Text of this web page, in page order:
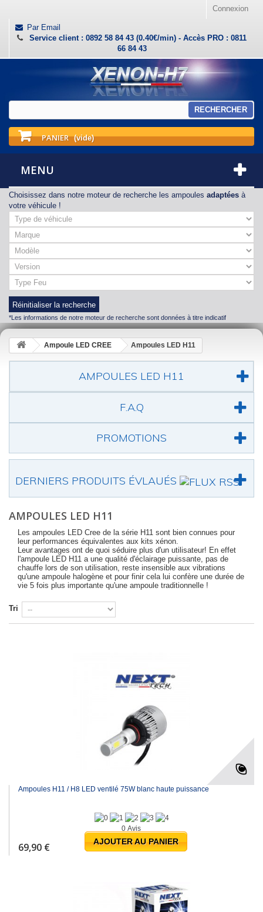
Connexion
Par Email
Service client : 0892 58 84 43 (0.40€/min) - Accès PRO : 0811
66 84 43
RECHERCHER
PANIER (vide)
MENU
Choisissez dans notre moteur de recherche les ampoules adaptées à
votre véhicule !
Réinitialiser la recherche
*Les informations de notre moteur de recherche sont données à titre indicatif
Ampoule LED CREE Ampoules LED H11
AMPOULES LED H11
F.A.Q
PROMOTIONS
DERNIERS PRODUITS ÉVLAUÉS
AMPOULES LED H11
Les ampoules LED Cree de la série H11 sont bien connues pour
leur performances équivalentes aux kits xénon.
Leur avantages ont de quoi séduire plus d'un utilisateur! En effet
l'ampoule LED H11 a une qualité d'éclairage puissante, pas de
chauffe lors de son utilisation, reste insensible aux vibrations
qu'une ampoule halogène et pour finir cela lui confère une durée de
vie 5 fois plus importante qu'une ampoule traditionnelle !
Tri
Ampoules H11 / H8 LED ventilé 75W blanc haute puissance
0 Avis
69,90 € AJOUTER AU PANIER